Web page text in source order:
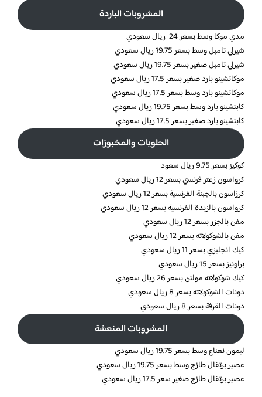
المشروبات الباردة
مدي موكا وسط بسعر 24 ريال سعودي
شيرلي تامبل وسط بسعر 19.75 ريال سعودي
شيرلي تامبل صغير بسعر 19.75 ريال سعودي
موكاتشينو بارد صغير بسعر 17.5 ريال سعودي
موكاتشينو بارد وسط بسعر 17.5 ريال سعودي
كابتشينو بارد وسط بسعر 19.75 ريال سعودي
كابتشينو بارد صغير بسعر 17.5 ريال سعودي
الحلويات والمخبوزات
كوكيز بسعر 9.75 ريال سعود
كرواسون زعتر فرنسي بسعر 12 ريال سعودي
كرزاسون بالجبنة الفرنسية بسعر 12 ريال سعودي
كرواسون بالزبدة الفرنسية بسعر 12 ريال سعودي
مفن بالجزر بسعر 12 ريال سعودي
مفن بالشوكولاته بسعر 12 ريال سعودي
كيك انجليزي بسعر 11 ريال سعودي
براونيز بسعر 15 ريال سعودي
كيك شوكولاته مولتن بسعر 26 ريال سعودي
دونات الشوكولاته بسعر 8 ريال سعودي
دونات القرفة بسعر 8 ريال سعودي
المشروبات المنعشة
ليمون نعناع وسط بسعر 19.75 ريال سعودي
عصير برتقال طازج وسط بسعر 19.75 ريال سعودي
عصير برتقال طازج صغير سعر 17.5 ريال سعودي